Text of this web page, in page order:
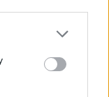
or more Google
You may click to
party tags to
in below Google
két oldala
idei eddigi
104
megtekintett